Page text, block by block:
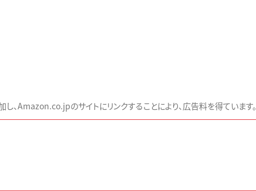
、Amazon.co.jpのサイトにリンクすることにより、広告料を得ています。